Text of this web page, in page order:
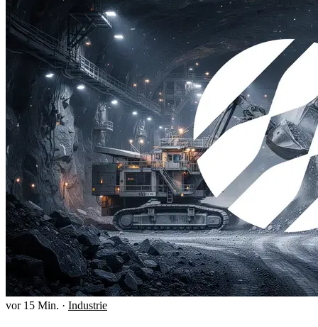
vor 15 Min. · Industrie